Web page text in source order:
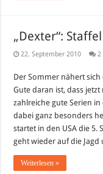
„Dexter“:
22. September 2010 2
Der Sommer nähert sich
Gute daran ist, dass
zahlreiche gute Serien
dabei ganz besonders
startet in den USA die 5.
geht wieder auf die
Weiterlesen »